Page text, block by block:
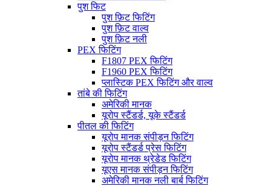
पुश फिट
पुश फ़िट फिटिंग
पुश फ़िट वाल्व
पुश फ़िट नली
PEX फिटिंग
F1807 PEX फिटिंग
F1960 PEX फिटिंग
प्लास्टिक PEX फिटिंग और वाल्व
तांबे की फिटिंग
अमेरिकी मानक
यूरोप स्टैंडर्ड, यूके स्टैंडर्ड
पीतल की फिटिंग
यूरोप मानक संपीड़न फिटिंग
यूरोप स्टैंडर्ड प्रेस फिटिंग
यूरोप मानक थ्रेडेड फिटिंग
यूएस मानक संपीड़न फिटिंग
अमेरिकी मानक नली बार्ब फिटिंग